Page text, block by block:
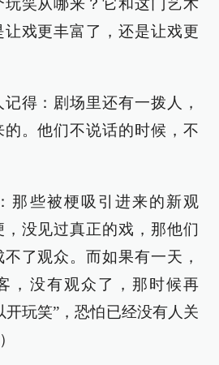
笑从哪来？它和这门艺术
戏更丰富了，还是让戏更
得：剧场里还有一拨人，
。他们不说话的时候，不
那些被梗吸引进来的新观
没见过真正的戏，那他们
了观众。而如果有一天，
，没有观众了，那时候再
开玩笑”，恐怕已经没有人关